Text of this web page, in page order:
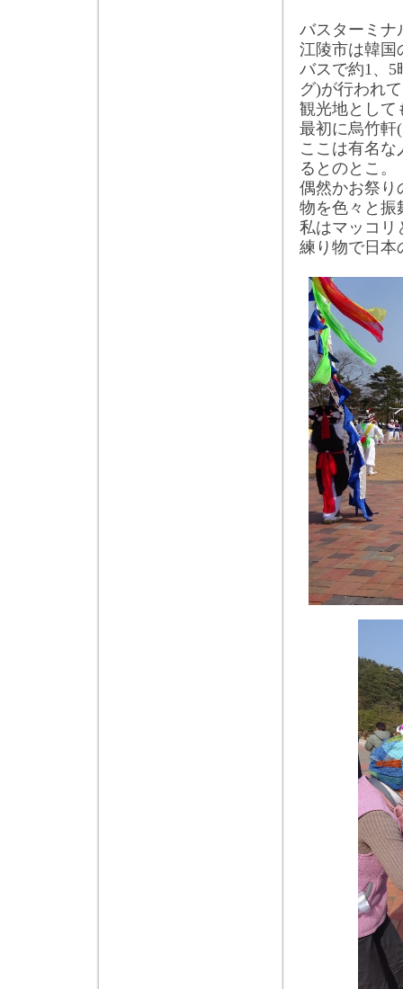
バスターミナ
江陵市は韓国
バスで約1、 5
グ)が行われ
観光地として
最初に烏竹軒(
ここは有名な
るとのとこ。
偶然かお祭り
物を色々と振
私はマッコリ
練り物で日本